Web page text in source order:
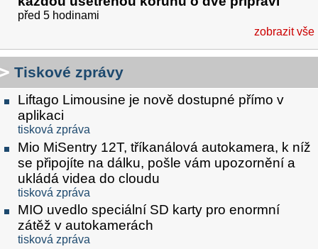
před 5 hodinami
zobrazit vše
Tiskové zprávy
Liftago Limousine je nově dostupné přímo v
aplikaci
tisková zpráva
Mio MiSentry 12T, tříkanálová autokamera, k níž
se připojíte na dálku, pošle vám upozornění a
ukládá videa do cloudu
tisková zpráva
MIO uvedlo speciální SD karty pro enormní
zátěž v autokamerách
tisková zpráva